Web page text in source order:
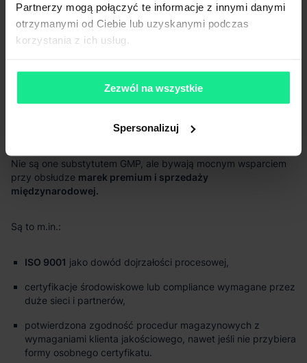
Partnerzy mogą połączyć te informacje z innymi danymi
otrzymanymi od Ciebie lub uzyskanymi podczas
korzystania z ich usług.
Zezwól na wszystkie
Spersonalizuj
marek premium i sprzedaży
międzynarodowej.
ISO 9001 jako dowód dojrzałości procesowej,
certyfikacje środowiskowe lub compliance wymagane przez
duże sieci i partnerów,
potwierdzona zgodność procedur magazynowych z
wymaganiami klienta jakościowego, nawet jeśli nie przybiera
formy osobnego certyfikatu.